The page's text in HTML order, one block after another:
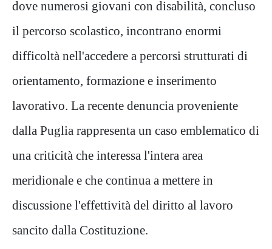
dove numerosi giovani con disabilità, concluso
il percorso scolastico, incontrano enormi
difficoltà nell'accedere a percorsi strutturati di
orientamento, formazione e inserimento
lavorativo. La recente denuncia proveniente
dalla Puglia rappresenta un caso emblematico di
una criticità che interessa l'intera area
meridionale e che continua a mettere in
discussione l'effettività del diritto al lavoro
sancito dalla Costituzione.